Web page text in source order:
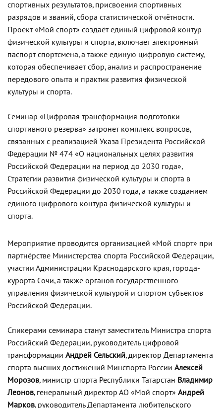
спортивных результатов, присвоения спортивных
разрядов и званий, сбора статистической отчётности.
Проект «Мой спорт» создаёт единый цифровой контур
физической культуры и спорта, включает электронный
паспорт спортсмена, а также единую цифровую систему,
которая обеспечивает сбор, анализ и распространение
передового опыта и практик развития физической
культуры и спорта.
Семинар «Цифровая трансформация подготовки
спортивного резерва» затронет комплекс вопросов,
связанных с реализацией Указа Президента Российской
Федерации № 474 «О национальных целях развития
Российской Федерации на период до 2030 года»,
Стратегии развития физической культуры и спорта в
Российской Федерации до 2030 года, а также созданием
единого цифрового контура физической культуры и
спорта.
Мероприятие проводится организацией «Мой спорт» при
партнёрстве Министерства спорта Российской Федерации,
участии Администрации Краснодарского края, города-
курорта Сочи, а также органов государственного
управления физической культурой и спортом субъектов
Российской Федерации.
Спикерами семинара станут заместитель Министра спорта
Российский Федерации, руководитель цифровой
трансформации Андрей Сельский, директор Департамента
спорта высших достижений Минспорта России Алексей
Морозов, министр спорта Республики Татарстан Владимир
Леонов, генеральный директор АО «Мой спорт» Андрей
Марков, руководитель Департамента любительского